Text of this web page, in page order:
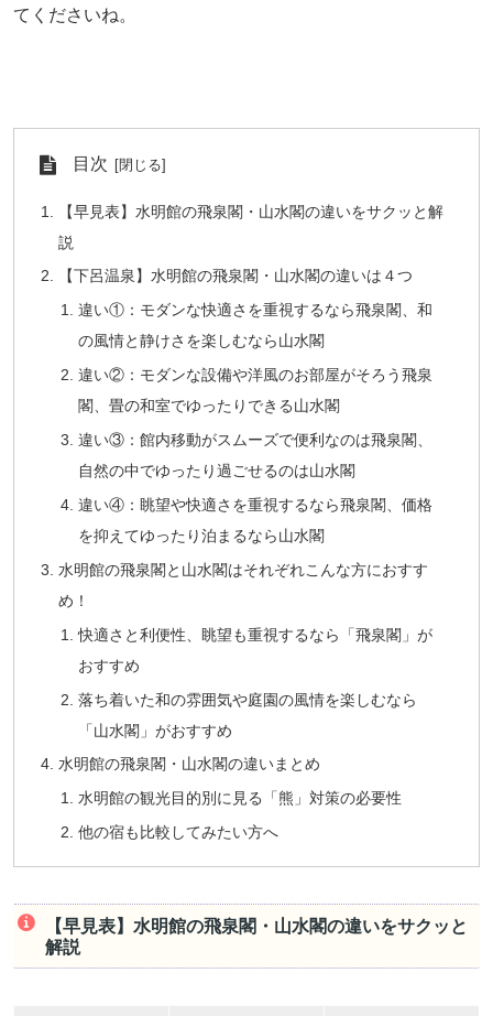
てくださいね。
目次
【早見表】水明館の飛泉閣・山水閣の違いをサクッと解
説
【下呂温泉】水明館の飛泉閣・山水閣の違いは４つ
違い①：モダンな快適さを重視するなら飛泉閣、和
の風情と静けさを楽しむなら山水閣
違い②：モダンな設備や洋風のお部屋がそろう飛泉
閣、畳の和室でゆったりできる山水閣
違い③：館内移動がスムーズで便利なのは飛泉閣、
自然の中でゆったり過ごせるのは山水閣
違い④：眺望や快適さを重視するなら飛泉閣、価格
を抑えてゆったり泊まるなら山水閣
水明館の飛泉閣と山水閣はそれぞれこんな方におすす
め！
快適さと利便性、眺望も重視するなら「飛泉閣」が
おすすめ
落ち着いた和の雰囲気や庭園の風情を楽しむなら
「山水閣」がおすすめ
水明館の飛泉閣・山水閣の違いまとめ
水明館の観光目的別に見る「熊」対策の必要性
他の宿も比較してみたい方へ
【早見表】水明館の飛泉閣・山水閣の違いをサクッと
解説